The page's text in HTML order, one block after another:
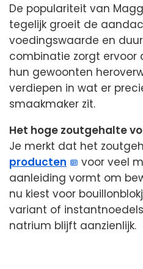
De populariteit van
tegelijk groeit de
voedingswaarde en
combinatie zorgt
hun gewoonten
verdiepen in wat er
smaakmaker zit.
Het hoge zoutgehalte
Je merkt dat het
producten
voor veel
aanleiding vormt om
nu kiest voor
variant of
natrium blijft aanzienlijk.